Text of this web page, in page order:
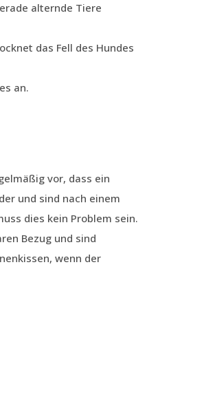
alternde Tiere
das Fell des Hundes
an.
vor, dass ein
und sind nach einem
dies kein Problem sein.
Bezug und sind
wenn der